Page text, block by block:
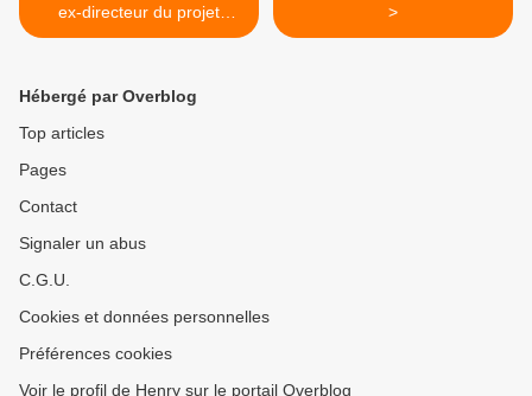
ex-directeur du projet
biologique à Wuhan
>
Hébergé par Overblog
Top articles
Pages
Contact
Signaler un abus
C.G.U.
Cookies et données personnelles
Préférences cookies
Voir le profil de Henry sur le portail Overblog